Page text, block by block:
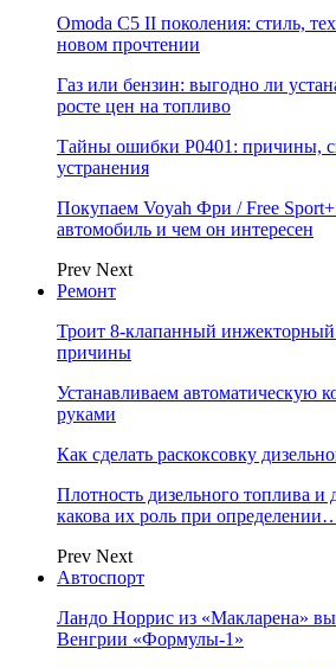
Omoda C5 II поколения: стиль,
новом прочтении
Газ или бензин: выгодно ли
росте цен на топливо
Тайны ошибки P0401: причины,
устранения
Покупаем Voyah Фри / Free Sport+:
автомобиль и чем он интересен
Prev Next
Ремонт
Троит 8-клапанный инжекторный
причины
Устанавливаем автоматическую
руками
Как сделать раскоксовку
Плотность дизельного топлива и
какова их роль при
Prev Next
Автоспорт
Ландо Норрис из «Макларена»
Венгрии «Формулы‑1»